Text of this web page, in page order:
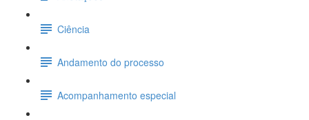
Ciência
Andamento do processo
Acompanhamento especial